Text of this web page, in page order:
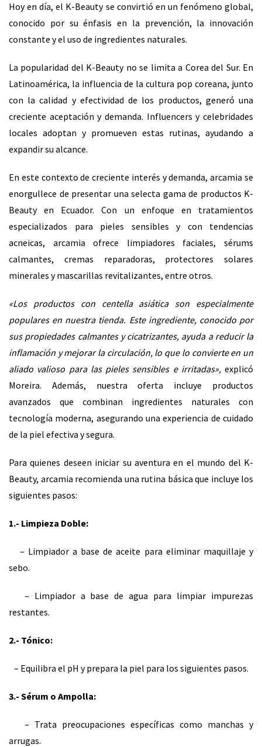
Hoy en día, el K-Beauty se convirtió en un fenómeno global,
conocido por su énfasis en la prevención, la innovación
constante y el uso de ingredientes naturales.
La popularidad del K-Beauty no se limita a Corea del Sur. En
Latinoamérica, la influencia de la cultura pop coreana, junto
con la calidad y efectividad de los productos, generó una
creciente aceptación y demanda. Influencers y celebridades
locales adoptan y promueven estas rutinas, ayudando a
expandir su alcance.
En este contexto de creciente interés y demanda, arcamia se
enorgullece de presentar una selecta gama de productos K-
Beauty en Ecuador. Con un enfoque en tratamientos
especializados para pieles sensibles y con tendencias
acneicas, arcamia ofrece limpiadores faciales, sérums
calmantes, cremas reparadoras, protectores solares
minerales y mascarillas revitalizantes, entre otros.
«Los productos con centella asiática son especialmente
populares en nuestra tienda. Este ingrediente, conocido por
sus propiedades calmantes y cicatrizantes, ayuda a reducir la
inflamación y mejorar la circulación, lo que lo convierte en un
aliado valioso para las pieles sensibles e irritadas»,explicó
Moreira. Además, nuestra oferta incluye productos
avanzados que combinan ingredientes naturales con
tecnología moderna, asegurando una experiencia de cuidado
de la piel efectiva y segura.
Para quienes deseen iniciar su aventura en el mundo del K-
Beauty, arcamia recomienda una rutina básica que incluye los
siguientes pasos:
1.- Limpieza Doble:
– Limpiador a base de aceite para eliminar maquillaje y
sebo.
– Limpiador a base de agua para limpiar impurezas
restantes.
2.- Tónico:
– Equilibra el pH y prepara la piel para los siguientes pasos.
3.- Sérum o Ampolla:
– Trata preocupaciones específicas como manchas y
arrugas.